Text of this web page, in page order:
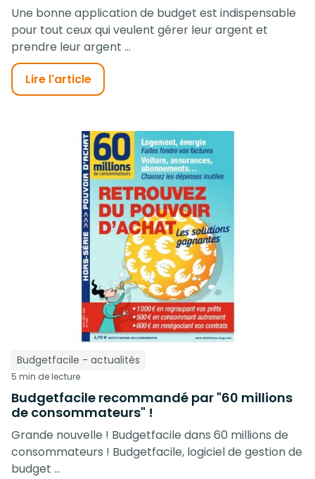
Une bonne application de budget est indispensable
pour tout ceux qui veulent gérer leur argent et
prendre leur argent ...
Lire l'article
Budgetfacile - actualités
5 min de lecture
Budgetfacile recommandé par "60 millions
de consommateurs" !
Grande nouvelle ! Budgetfacile dans 60 millions de
consommateurs ! Budgetfacile, logiciel de gestion de
budget ...